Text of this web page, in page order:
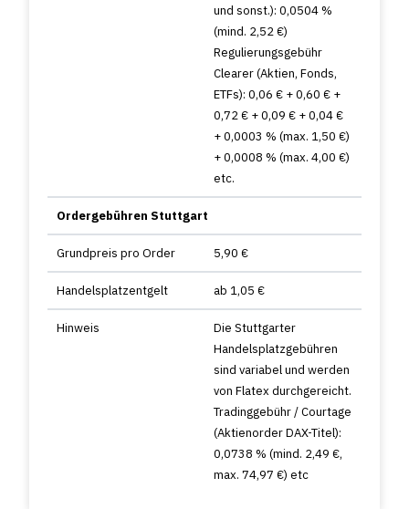
und sonst.): 0,0504 %
(mind. 2,52 €)
Regulierungsgebühr
Clearer (Aktien, Fonds,
ETFs): 0,06 € + 0,60 € +
0,72 € + 0,09 € + 0,04 €
+ 0,0003 % (max. 1,50 €)
+ 0,0008 % (max. 4,00 €)
etc.
Ordergebühren Stuttgart
Grundpreis pro Order 5,90 €
Handelsplatzentgelt ab 1,05 €
Hinweis
Die Stuttgarter
Handelsplatzgebühren
sind variabel und werden
von Flatex durchgereicht.
Tradinggebühr / Courtage
(Aktienorder DAX-Titel):
0,0738 % (mind. 2,49 €,
max. 74,97 €) etc